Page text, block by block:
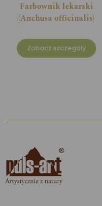
Farbownik lekarski
(Anchusa officinalis)
Zobacz szczegóły